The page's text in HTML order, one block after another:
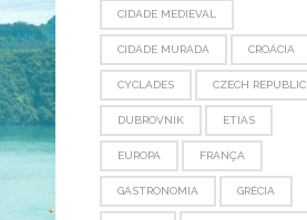
CIDADE MEDIEVAL
CIDADE MURADA CROÁCIA
CYCLADES CZECH REPUBLIC
DUBROVNIK ETIAS
EUROPA FRANÇA
GASTRONOMIA GRÉCIA